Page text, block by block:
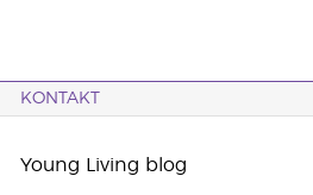
KONTAKT
Young Living blog